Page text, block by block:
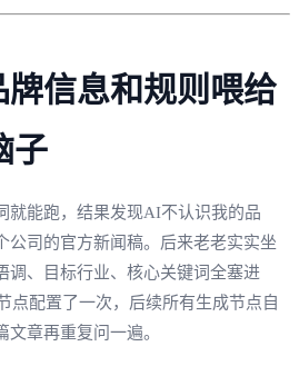
信息和规则喂给
子
就能跑，结果发现AI不认识我的品
公司的官方新闻稿。后来老老实实坐
调、目标行业、核心关键词全塞进
点配置了一次，后续所有生成节点自
章再重复问一遍。